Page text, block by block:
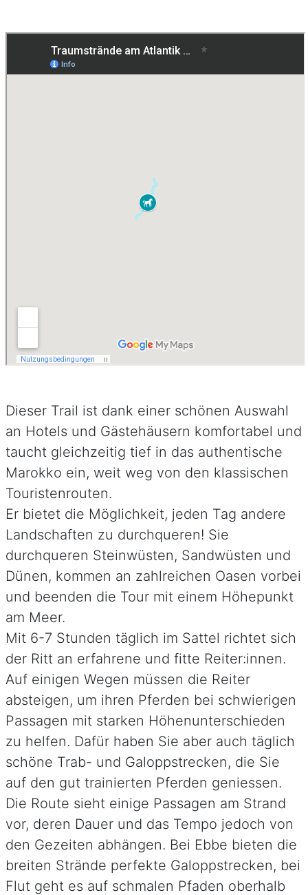
Dieser Trail ist dank einer schönen Auswahl
an Hotels und Gästehäusern komfortabel und
taucht gleichzeitig tief in das authentische
Marokko ein, weit weg von den klassischen
Touristenrouten.
Er bietet die Möglichkeit, jeden Tag andere
Landschaften zu durchqueren! Sie
durchqueren Steinwüsten, Sandwüsten und
Dünen, kommen an zahlreichen Oasen vorbei
und beenden die Tour mit einem Höhepunkt
am Meer.
Mit 6-7 Stunden täglich im Sattel richtet sich
der Ritt an erfahrene und fitte Reiter:innen.
Auf einigen Wegen müssen die Reiter
absteigen, um ihren Pferden bei schwierigen
Passagen mit starken Höhenunterschieden
zu helfen. Dafür haben Sie aber auch täglich
schöne Trab- und Galoppstrecken, die Sie
auf den gut trainierten Pferden geniessen.
Die Route sieht einige Passagen am Strand
vor, deren Dauer und das Tempo jedoch von
den Gezeiten abhängen. Bei Ebbe bieten die
breiten Strände perfekte Galoppstrecken, bei
Flut geht es auf schmalen Pfaden oberhalb